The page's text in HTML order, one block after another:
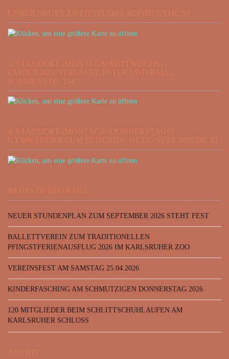
UNSER NEUES ZWEITSTUDIO: SOPHIENSTR. 59
3. STANDORT (MONTAGS+MITTWOCHS)
FAMILIENZENTRUM ST. PETER UND PAUL:
SOPHIENSTR. 234
4. STANDORT (MONTAGS+DONNERSTAGS)
GYMNASTIKRAUM SÜDENDSCHULE: SÜDENDSTR. 35
NEUESTE BEITRÄGE
NEUER STUNDENPLAN ZUM SEPTEMBER 2026 STEHT FEST
BALLETTVEREIN ZUM TRADITIONELLEN
PFINGSTFERIENAUSFLUG 2026 IM KARLSRUHER ZOO
VEREINSFEST AM SAMSTAG 25.04.2026
KINDERFASCHING AM SCHMUTZIGEN DONNERSTAG 2026
120 MITGLIEDER BEIM SCHLITTSCHUHLAUFEN AM
KARLSRUHER SCHLOSS
ARCHIV